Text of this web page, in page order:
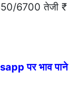
6700 तेजी ₹
पर भाव पाने